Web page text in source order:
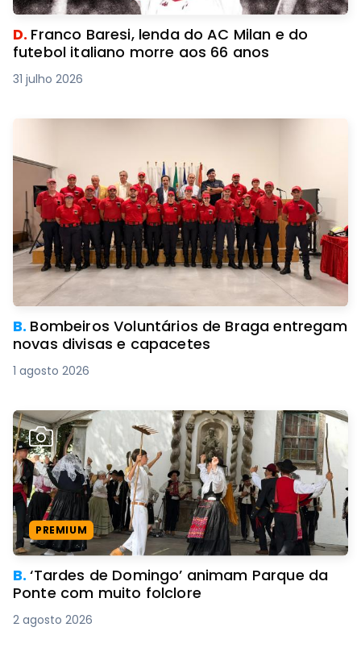
D. Franco Baresi, lenda do AC Milan e do
futebol italiano morre aos 66 anos
31 julho 2026
B. Bombeiros Voluntários de Braga entregam
novas divisas e capacetes
1 agosto 2026
PREMIUM
B.‘Tardes de Domingo’ animam Parque da
Ponte com muito folclore
2 agosto 2026